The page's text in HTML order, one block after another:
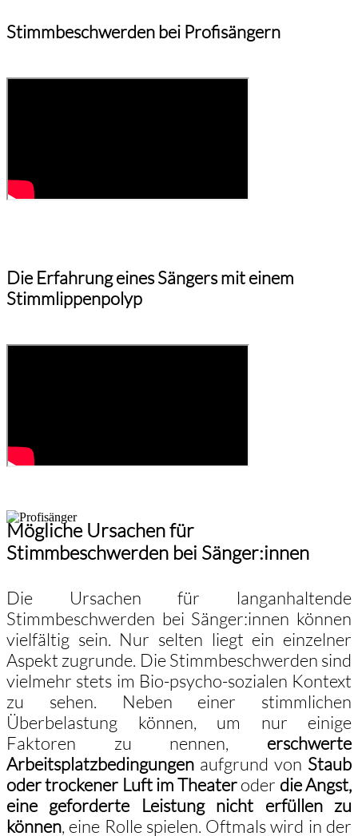
Stimmbeschwerden bei Profisängern
Die Erfahrung eines Sängers mit einem
Stimmlippenpolyp
Mögliche Ursachen für
Stimmbeschwerden bei Sänger:innen
Die Ursachen für langanhaltende
Stimmbeschwerden bei Sänger:innen können
vielfältig sein. Nur selten liegt ein einzelner
Aspekt zugrunde. Die Stimmbeschwerden sind
vielmehr stets im Bio-psycho-sozialen Kontext
zu sehen. Neben einer stimmlichen
Überbelastung können, um nur einige
Faktoren zu nennen, erschwerte
Arbeitsplatzbedingungen aufgrund von Staub
oder trockener Luft im Theateroder die Angst,
eine geforderte Leistung nicht erfüllen zu
können, eine Rolle spielen. Oftmals wird in der